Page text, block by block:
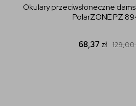
Okulary przeciwsłoneczne
PolarZONE PZ
68,37 zł 129,00